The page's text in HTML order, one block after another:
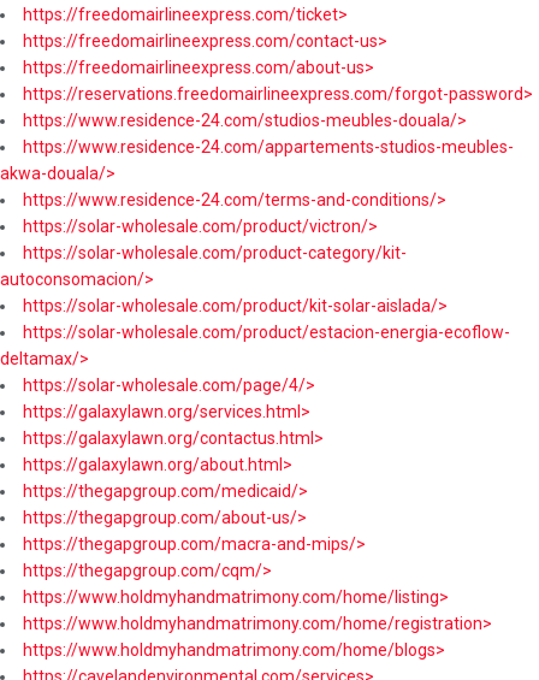
https://freedomairlineexpress.com/ticket>
https://freedomairlineexpress.com/contact-us>
https://freedomairlineexpress.com/about-us>
https://reservations.freedomairlineexpress.com/forgot-password>
https://www.residence-24.com/studios-meubles-douala/>
https://www.residence-24.com/appartements-studios-meubles-
akwa-douala/>
https://www.residence-24.com/terms-and-conditions/>
https://solar-wholesale.com/product/victron/>
https://solar-wholesale.com/product-category/kit-
autoconsomacion/>
https://solar-wholesale.com/product/kit-solar-aislada/>
https://solar-wholesale.com/product/estacion-energia-ecoflow-
deltamax/>
https://solar-wholesale.com/page/4/>
https://galaxylawn.org/services.html>
https://galaxylawn.org/contactus.html>
https://galaxylawn.org/about.html>
https://thegapgroup.com/medicaid/>
https://thegapgroup.com/about-us/>
https://thegapgroup.com/macra-and-mips/>
https://thegapgroup.com/cqm/>
https://www.holdmyhandmatrimony.com/home/listing>
https://www.holdmyhandmatrimony.com/home/registration>
https://www.holdmyhandmatrimony.com/home/blogs>
https://cavelandenvironmental.com/services>